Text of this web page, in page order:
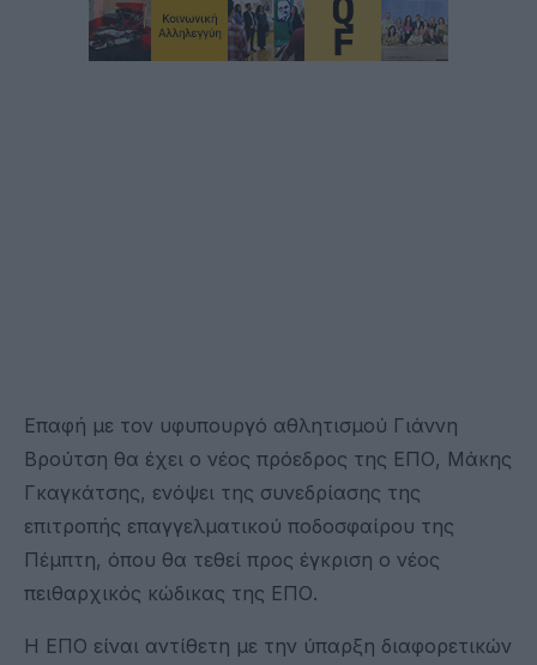
Επαφή με τον υφυπουργό αθλητισμού Γιάννη
Βρούτση θα έχει ο νέος πρόεδρος της ΕΠΟ, Μάκης
Γκαγκάτσης, ενόψει της συνεδρίασης της
επιτροπής επαγγελματικού ποδοσφαίρου της
Πέμπτη, όπου θα τεθεί προς έγκριση ο νέος
πειθαρχικός κώδικας της ΕΠΟ.
Η ΕΠΟ είναι αντίθετη με την ύπαρξη διαφορετικών